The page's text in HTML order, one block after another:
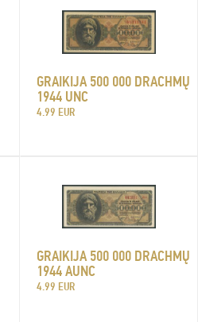
GRAIKIJA 500 000 DRACHMŲ
1944 UNC
4.99 EUR
GRAIKIJA 500 000 DRACHMŲ
1944 AUNC
4.99 EUR